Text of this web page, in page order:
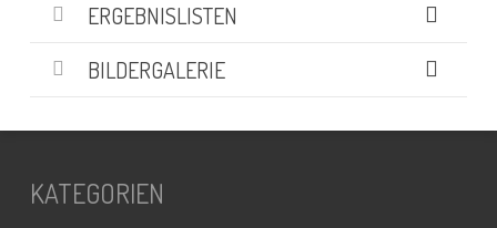
ERGEBNISLISTEN
BILDERGALERIE
KATEGORIEN